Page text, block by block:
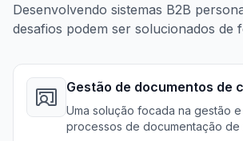
Desenvolvendo sistemas B2B
desafios podem ser solucionados de
Gestão de documentos de
Uma solução focada na gestão
processos de documentação